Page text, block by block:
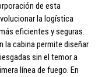
de esta
la logística
eficientes y seguras.
la cabina permite diseñar
sin el temor a
línea de fuego. En